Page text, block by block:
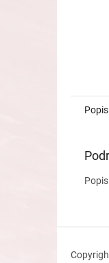
Popis